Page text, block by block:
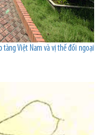
Việt Nam và vị thế đối ngoại